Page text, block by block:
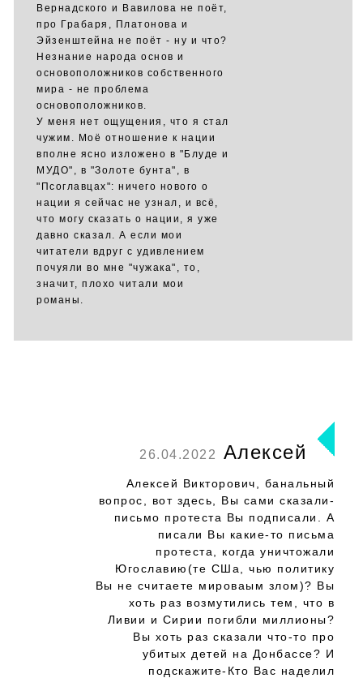
Вернадского и Вавилова не поёт,
про Грабаря, Платонова и
Эйзенштейна не поёт - ну и что?
Незнание народа основ и
основоположников собственного
мира - не проблема
основоположников.
У меня нет ощущения, что я стал
чужим. Моё отношение к нации
вполне ясно изложено в "Блуде и
МУДО", в "Золоте бунта", в
"Псоглавцах": ничего нового о
нации я сейчас не узнал, и всё,
что могу сказать о нации, я уже
давно сказал. А если мои
читатели вдруг с удивлением
почуяли во мне "чужака", то,
значит, плохо читали мои
романы.
26.04.2022 Алексей
Алексей Викторович, банальный
вопрос, вот здесь, Вы сами сказали-
письмо протеста Вы подписали. А
писали Вы какие-то письма
протеста, когда уничтожали
Югославию(те СШа, чью политику
Вы не считаете мироваым злом)? Вы
хоть раз возмутились тем, что в
Ливии и Сирии погибли миллионы?
Вы хоть раз сказали что-то про
убитых детей на Донбассе? И
подскажите-Кто Вас наделил